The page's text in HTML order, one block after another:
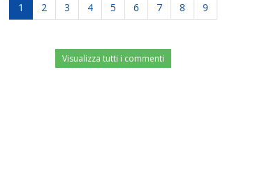
1 2 3 4 5 6 7 8 9
Visualizza tutti i commenti